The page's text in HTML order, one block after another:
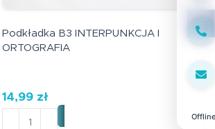
Offline
Podkładka B3 INTERPUNKCJA I
ORTOGRAFIA
14,99 zł
ilość Podkładka B3 INTERPUNKCJA I